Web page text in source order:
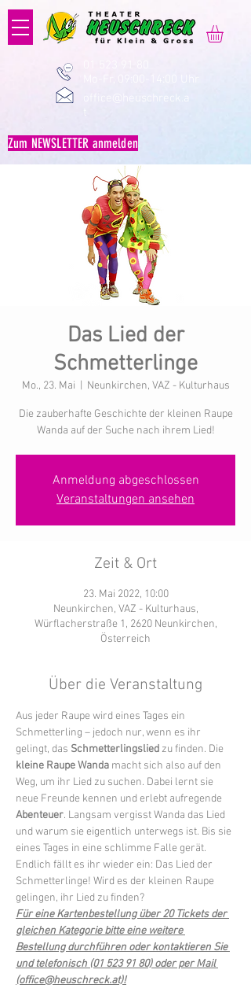
Zum NEWSLETTER anmelden
Das Lied der
Schmetterlinge
Mo., 23. Mai Neunkirchen, VAZ - Kulturhaus
Die zauberhafte Geschichte der kleinen Raupe
Wanda auf der Suche nach ihrem Lied!
Anmeldung abgeschlossen
Veranstaltungen ansehen
Zeit & Ort
23. Mai 2022, 10:00
Neunkirchen, VAZ - Kulturhaus,
Würflacherstraße 1, 2620 Neunkirchen,
Österreich
Über die Veranstaltung
Aus jeder Raupe wird eines Tages ein
Schmetterling – jedoch nur, wenn es ihr
gelingt, das Schmetterlingslied zu finden. Die
kleine Raupe Wanda macht sich also auf den
Weg, um ihr Lied zu suchen. Dabei lernt sie
neue Freunde kennen und erlebt aufregende
Abenteuer. Langsam vergisst Wanda das Lied
und warum sie eigentlich unterwegs ist. Bis sie
eines Tages in eine schlimme Falle gerät.
Endlich fällt es ihr wieder ein: Das Lied der
Schmetterlinge! Wird es der kleinen Raupe
gelingen, ihr Lied zu finden?
Für eine Kartenbestellung über 20 Tickets der
gleichen Kategorie bitte eine weitere
Bestellung durchführen oder kontaktieren Sie
und telefonisch (01 523 91 80) oder per Mail
(office@heuschreck.at)!